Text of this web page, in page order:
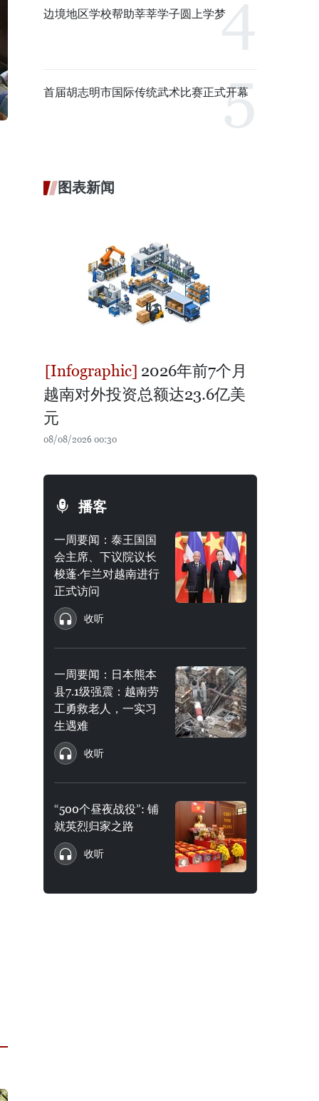
边境地区学校帮助莘莘学子圆上学梦
首届胡志明市国际传统武术比赛正式开幕
图表新闻
2026年前7个月
越南对外投资总额达23.6亿美
元
08/08/2026 00:30
播客
一周要闻：泰王国国
会主席、下议院议长
梭蓬·乍兰对越南进行
正式访问
收听
一周要闻：日本熊本
县7.1级强震：越南劳
工勇救老人，一实习
生遇难
收听
“500个昼夜战役”: 铺
就英烈归家之路
收听